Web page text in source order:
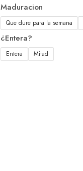
Maduracion
Que dure para la semana
¿Entera?
Entera Mitad